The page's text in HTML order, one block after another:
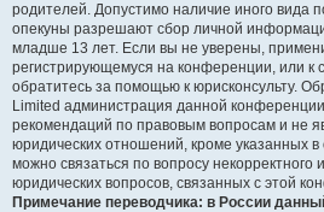
родителей. Допустимо наличие иного вида
опекуны разрешают сбор личной
младше 13 лет. Если вы не уверены,
регистрирующемуся на конференции, или к
обратитесь за помощью к юрисконсульту.
Limited администрация данной
рекомендаций по правовым вопросам и не
юридических отношений, кроме указанных
можно связаться по вопросу некорректного
юридических вопросов, связанных с этой
Примечание переводчика: в России